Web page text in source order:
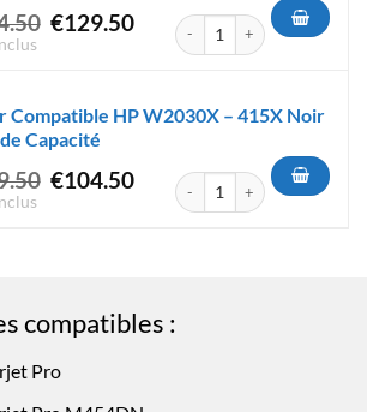
Le
€164.50.
€129.50Le
€129.50.
quantité de Toner
Compatible HP W2030X – 415X Noir
Capacité
Le
€104.50Le
quantité de Toner
compatibles :
Pro